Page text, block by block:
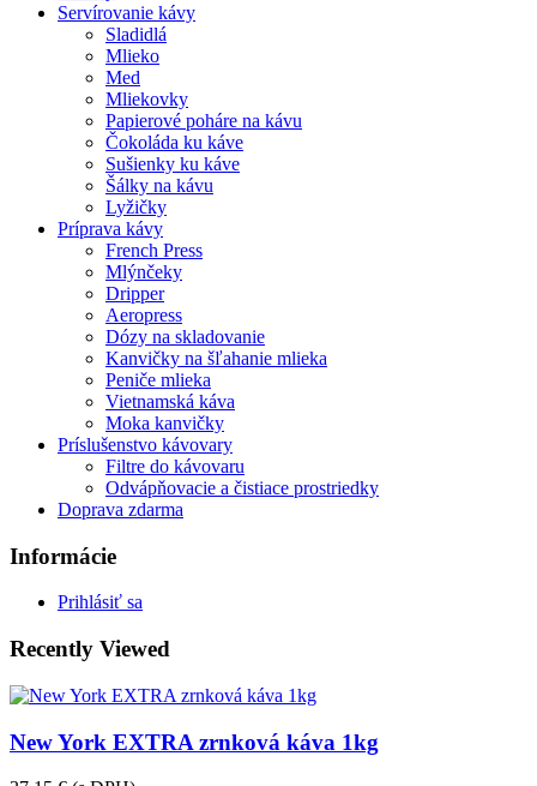
Servírovanie kávy
Sladidlá
Mlieko
Med
Mliekovky
Papierové poháre na kávu
Čokoláda ku káve
Sušienky ku káve
Šálky na kávu
Lyžičky
Príprava kávy
French Press
Mlýnčeky
Dripper
Aeropress
Dózy na skladovanie
Kanvičky na šľahanie mlieka
Peniče mlieka
Vietnamská káva
Moka kanvičky
Príslušenstvo kávovary
Filtre do kávovaru
Odvápňovacie a čistiace prostriedky
Doprava zdarma
Informácie
Prihlásiť sa
Recently Viewed
New York EXTRA zrnková káva 1kg